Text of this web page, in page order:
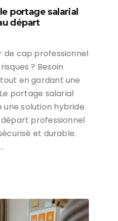
portage salarial
départ
de cap professionnel
? Besoin
en gardant une
portage salarial
solution hybride
professionnel
et durable.